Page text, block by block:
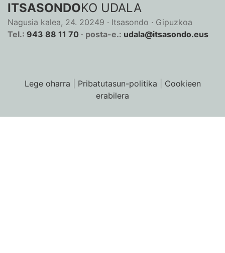
ITSASONDOKO UDALA
Nagusia kalea, 24. 20249 · Itsasondo · Gipuzkoa
Tel.: 943 88 11 70 · posta-e.: udala@itsasondo.eus
Lege oharra Pribatutasun-politika
Cookieen
erabilera